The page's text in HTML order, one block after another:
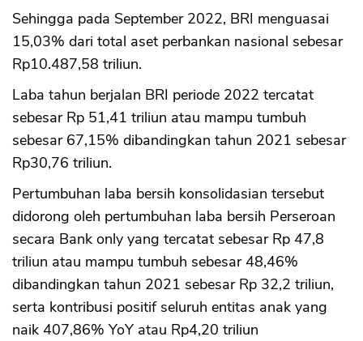
Sehingga pada September 2022, BRI menguasai
15,03% dari total aset perbankan nasional sebesar
Rp10.487,58 triliun.
Laba tahun berjalan BRI periode 2022 tercatat
sebesar Rp 51,41 triliun atau mampu tumbuh
sebesar 67,15% dibandingkan tahun 2021 sebesar
Rp30,76 triliun.
Pertumbuhan laba bersih konsolidasian tersebut
didorong oleh pertumbuhan laba bersih Perseroan
secara Bank only yang tercatat sebesar Rp 47,8
triliun atau mampu tumbuh sebesar 48,46%
dibandingkan tahun 2021 sebesar Rp 32,2 triliun,
serta kontribusi positif seluruh entitas anak yang
naik 407,86% YoY atau Rp4,20 triliun